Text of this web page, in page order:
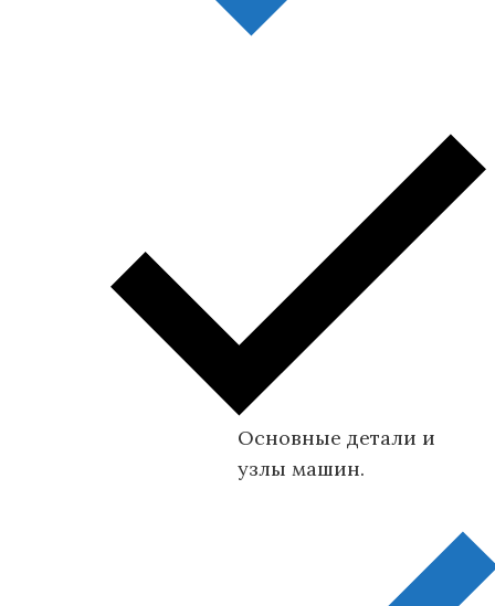
Основные детали и
узлы машин.